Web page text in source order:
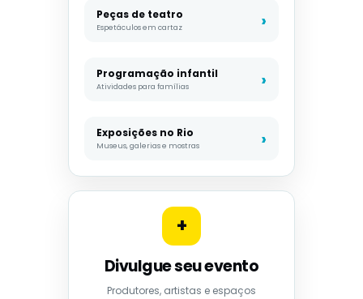
Peças de teatro
Espetáculos em cartaz
Programação infantil
Atividades para famílias
Exposições no Rio
Museus, galerias e mostras
+
Divulgue seu evento
Produtores, artistas e espaços